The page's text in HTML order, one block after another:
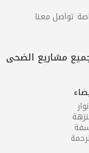
تواصل معنا
مشاريع الضحى